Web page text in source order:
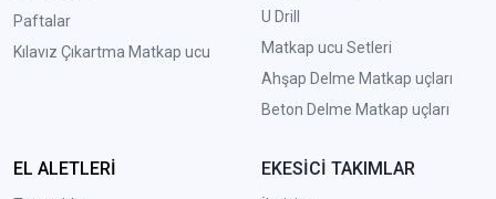
Paftalar
Kılavız Çıkartma Matkap ucu
U Drill
Matkap ucu Setleri
Ahşap Delme Matkap uçları
Beton Delme Matkap uçları
EL ALETLERİ EKESİCİ TAKIMLAR